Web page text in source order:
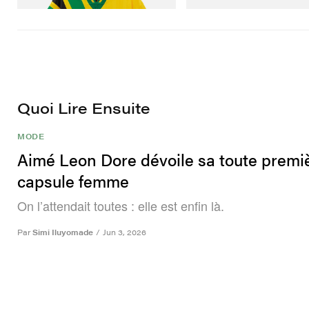
Quoi Lire Ensuite
MODE
Aimé Leon Dore dévoile sa toute
capsule femme
On l’attendait toutes : elle est enfin là.
Par Simi Iluyomade / Jun 3, 2026